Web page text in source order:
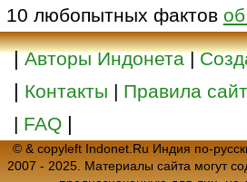
10 любопытных фактов
|Авторы Индонета|
| Контакты | Правила
| FAQ |
© & copyleft Indonet.Ru Индия по-
2007 - 2025. Материалы сайта могут